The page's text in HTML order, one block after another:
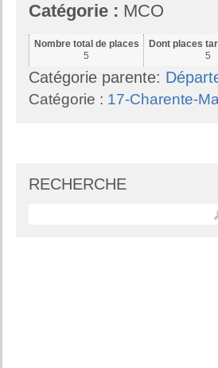
Catégorie : MCO
Nombre total de places
5
Dont places
5
Catégorie parente:
Catégorie : 17-Charente-
RECHERCHE